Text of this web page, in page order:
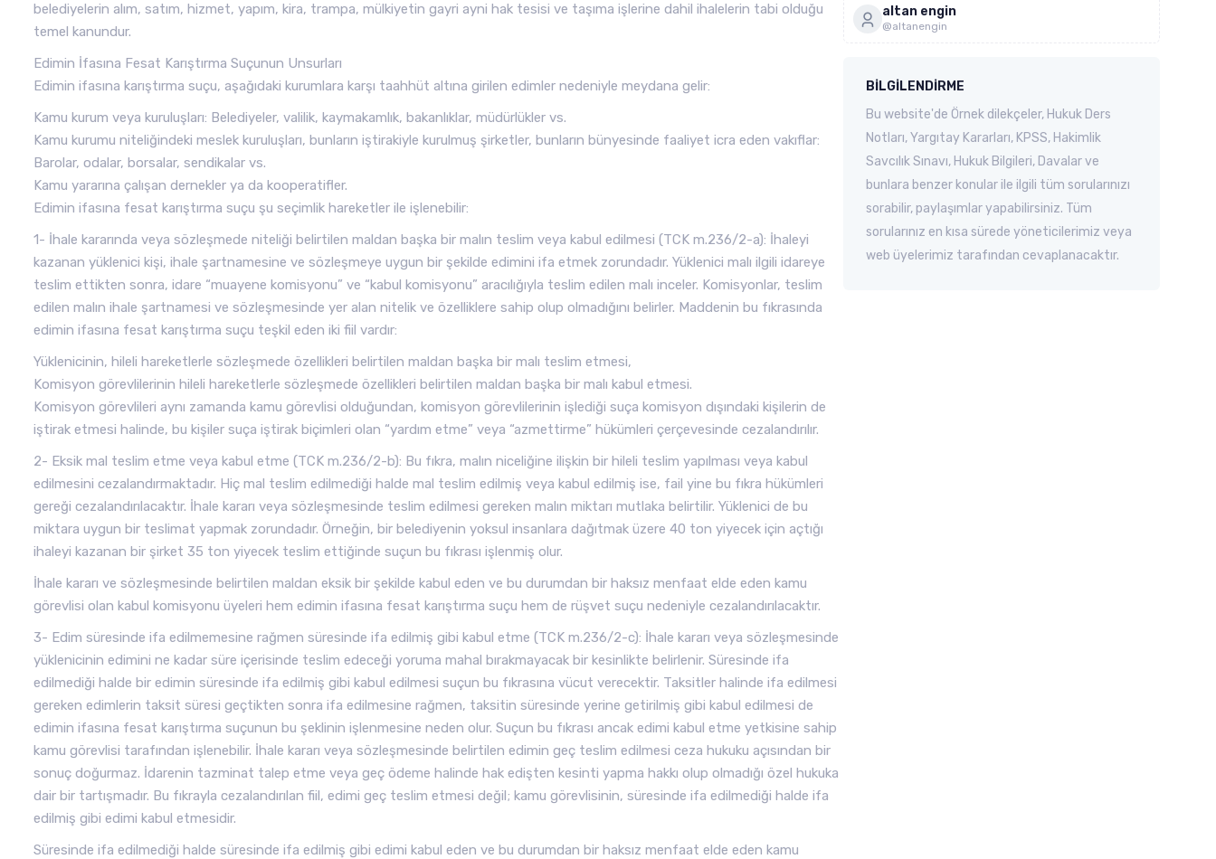
belediyelerin alım, satım, hizmet, yapım, kira, trampa, mülkiyetin gayri ayni hak tesisi ve taşıma işlerine dahil ihalelerin tabi olduğu
temel kanundur.
Edimin İfasına Fesat Karıştırma Suçunun Unsurları
Edimin ifasına karıştırma suçu, aşağıdaki kurumlara karşı taahhüt altına girilen edimler nedeniyle meydana gelir:
Kamu kurum veya kuruluşları: Belediyeler, valilik, kaymakamlık, bakanlıklar, müdürlükler vs.
Kamu kurumu niteliğindeki meslek kuruluşları, bunların iştirakiyle kurulmuş şirketler, bunların bünyesinde faaliyet icra eden vakıflar:
Barolar, odalar, borsalar, sendikalar vs.
Kamu yararına çalışan dernekler ya da kooperatifler.
Edimin ifasına fesat karıştırma suçu şu seçimlik hareketler ile işlenebilir:
1- İhale kararında veya sözleşmede niteliği belirtilen maldan başka bir malın teslim veya kabul edilmesi (TCK m.236/2-a): İhaleyi
kazanan yüklenici kişi, ihale şartnamesine ve sözleşmeye uygun bir şekilde edimini ifa etmek zorundadır. Yüklenici malı ilgili idareye
teslim ettikten sonra, idare “muayene komisyonu” ve “kabul komisyonu” aracılığıyla teslim edilen malı inceler. Komisyonlar, teslim
edilen malın ihale şartnamesi ve sözleşmesinde yer alan nitelik ve özelliklere sahip olup olmadığını belirler. Maddenin bu fıkrasında
edimin ifasına fesat karıştırma suçu teşkil eden iki fiil vardır:
Yüklenicinin, hileli hareketlerle sözleşmede özellikleri belirtilen maldan başka bir malı teslim etmesi,
Komisyon görevlilerinin hileli hareketlerle sözleşmede özellikleri belirtilen maldan başka bir malı kabul etmesi.
Komisyon görevlileri aynı zamanda kamu görevlisi olduğundan, komisyon görevlilerinin işlediği suça komisyon dışındaki kişilerin de
iştirak etmesi halinde, bu kişiler suça iştirak biçimleri olan “yardım etme” veya “azmettirme” hükümleri çerçevesinde cezalandırılır.
2- Eksik mal teslim etme veya kabul etme (TCK m.236/2-b): Bu fıkra, malın niceliğine ilişkin bir hileli teslim yapılması veya kabul
edilmesini cezalandırmaktadır. Hiç mal teslim edilmediği halde mal teslim edilmiş veya kabul edilmiş ise, fail yine bu fıkra hükümleri
gereği cezalandırılacaktır. İhale kararı veya sözleşmesinde teslim edilmesi gereken malın miktarı mutlaka belirtilir. Yüklenici de bu
miktara uygun bir teslimat yapmak zorundadır. Örneğin, bir belediyenin yoksul insanlara dağıtmak üzere 40 ton yiyecek için açtığı
ihaleyi kazanan bir şirket 35 ton yiyecek teslim ettiğinde suçun bu fıkrası işlenmiş olur.
İhale kararı ve sözleşmesinde belirtilen maldan eksik bir şekilde kabul eden ve bu durumdan bir haksız menfaat elde eden kamu
görevlisi olan kabul komisyonu üyeleri hem edimin ifasına fesat karıştırma suçu hem de rüşvet suçu nedeniyle cezalandırılacaktır.
3- Edim süresinde ifa edilmemesine rağmen süresinde ifa edilmiş gibi kabul etme (TCK m.236/2-c): İhale kararı veya sözleşmesinde
yüklenicinin edimini ne kadar süre içerisinde teslim edeceği yoruma mahal bırakmayacak bir kesinlikte belirlenir. Süresinde ifa
edilmediği halde bir edimin süresinde ifa edilmiş gibi kabul edilmesi suçun bu fıkrasına vücut verecektir. Taksitler halinde ifa edilmesi
gereken edimlerin taksit süresi geçtikten sonra ifa edilmesine rağmen, taksitin süresinde yerine getirilmiş gibi kabul edilmesi de
edimin ifasına fesat karıştırma suçunun bu şeklinin işlenmesine neden olur. Suçun bu fıkrası ancak edimi kabul etme yetkisine sahip
kamu görevlisi tarafından işlenebilir. İhale kararı veya sözleşmesinde belirtilen edimin geç teslim edilmesi ceza hukuku açısından bir
sonuç doğurmaz. İdarenin tazminat talep etme veya geç ödeme halinde hak edişten kesinti yapma hakkı olup olmadığı özel hukuka
dair bir tartışmadır. Bu fıkrayla cezalandırılan fiil, edimi geç teslim etmesi değil; kamu görevlisinin, süresinde ifa edilmediği halde ifa
edilmiş gibi edimi kabul etmesidir.
Süresinde ifa edilmediği halde süresinde ifa edilmiş gibi edimi kabul eden ve bu durumdan bir haksız menfaat elde eden kamu
altan engin
@altanengin
BILGILENDIRME
Bu website'de Örnek dilekçeler, Hukuk Ders
Notları, Yargıtay Kararları, KPSS, Hakimlik
Savcılık Sınavı, Hukuk Bilgileri, Davalar ve
bunlara benzer konular ile ilgili tüm sorularınızı
sorabilir, paylaşımlar yapabilirsiniz. Tüm
sorularınız en kısa sürede yöneticilerimiz veya
web üyelerimiz tarafından cevaplanacaktır.